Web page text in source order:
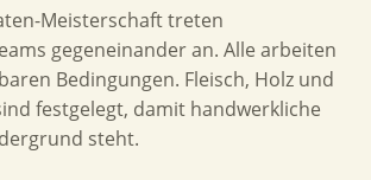
Meisterschaft treten
gegeneinander an. Alle arbeiten
Bedingungen. Fleisch, Holz und
festgelegt, damit handwerkliche
steht.